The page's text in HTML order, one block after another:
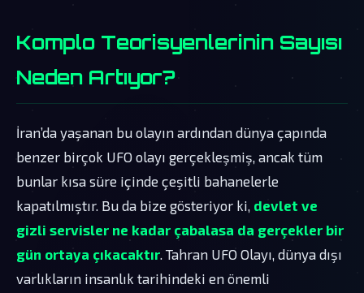
Komplo Teorisyenlerinin Sayısı
Neden Artıyor?
İran’da yaşanan bu olayın ardından dünya çapında
benzer birçok UFO olayı gerçekleşmiş, ancak tüm
bunlar kısa süre içinde çeşitli bahanelerle
kapatılmıştır. Bu da bize gösteriyor ki, devlet ve
gizli servisler ne kadar çabalasa da gerçekler bir
gün ortaya çıkacaktır . Tahran UFO Olayı, dünya dışı
varlıkların insanlık tarihindeki en önemli